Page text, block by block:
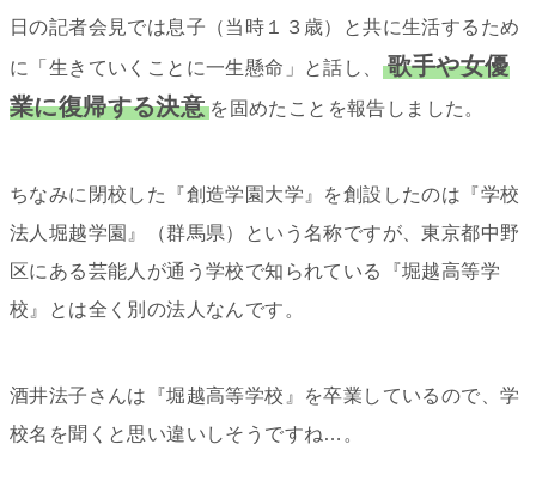
日の記者会見では息子（当時１３歳）と共に生活するため
に「生きていくことに一生懸命」と話し、
歌手や女優
業に復帰する決意 を固めたことを報告しました。
ちなみに閉校した『創造学園大学』を創設したのは『学校
法人堀越学園』（群馬県）という名称ですが、東京都中野
区にある芸能人が通う学校で知られている『堀越高等学
校』とは全く別の法人なんです。
酒井法子さんは『堀越高等学校』を卒業しているので、学
校名を聞くと思い違いしそうですね…。